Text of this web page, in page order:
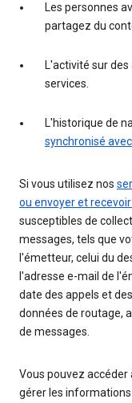
Les personnes
partagez du
L'activité sur
services.
L'historique de
synchronisé
Si vous utilisez nos
ou envoyer et
susceptibles de
messages, tels que
l'émetteur, celui du
l'adresse e-mail de
date des appels et
données de routage,
de messages.
Vous pouvez
gérer les